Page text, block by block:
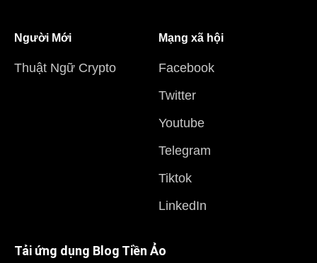
Người Mới
Thuật Ngữ Crypto
Mạng xã hội
Facebook
Twitter
Youtube
Telegram
Tiktok
LinkedIn
Tải ứng dụng Blog Tiền Ảo